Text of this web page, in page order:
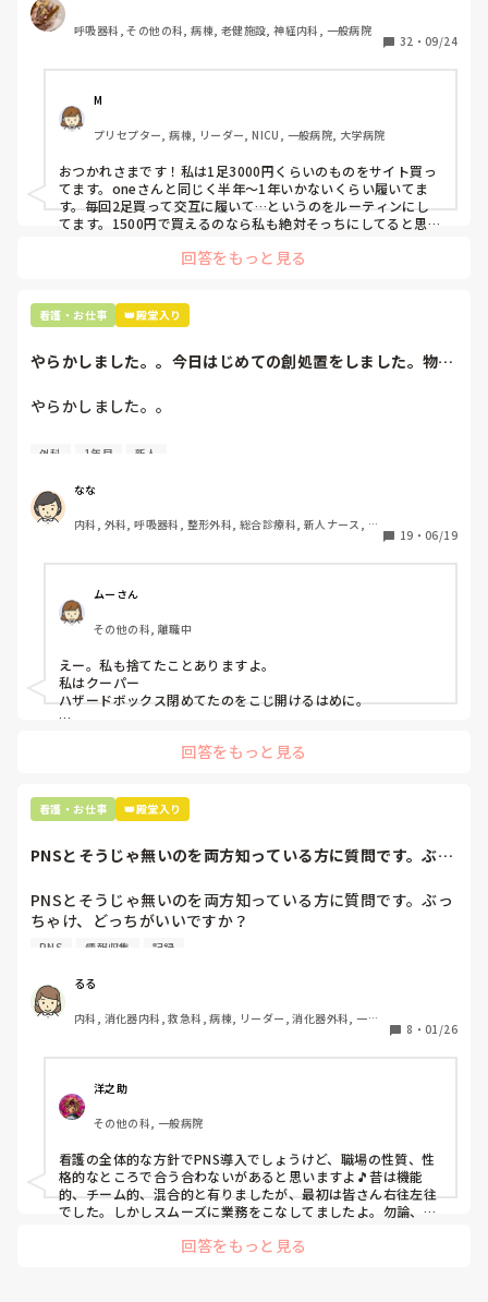
わたしの職場の指定は「白のスニーカー」。
すぐに汚くなるので1,500円は絶対に超えたくない思いがあ
半年〜1年未満で交換しています。
職場の人が「ナースシューズに3000円以上は出せない」っ
て言ってて、わたしの倍額は出せるのか！とびっくりしたの
で、世の皆さんはどうなのかなと…🤔
呼吸器科, その他の科, 病棟, 老健施設, 神経内科, 一般病院
32 ・ 09/24
M
プリセプター, 病棟, リーダー, NICU, 一般病院, 大学病院
おつかれさまです！私は1足3000円くらいのものをサイト買っ
てます。oneさんと同じく半年〜1年いかないくらい履いてま
す。毎回2足買って交互に履いて…というのをルーティンにし
てます。1500円で買えるのなら私も絶対そっちにしてると思う
回答をもっと見る
看護・お仕事 👑殿堂入り
やらかしました。。今日はじめての創処置をしました。物品
やらかしました。。
今日はじめての創処置をしました。
ゴミと一緒に、ノリで鑷子達を捨てました。。
患者に使用した物品は使い捨て、という認識が頭の中にあっ
て…。
プリセプターに
「普通鑷子捨てる！？明らかに使い捨てて良いような安物じ
ゃないよね？」
「そんなミスした新人、あなたが初めてだよ」
と言われました。。
たしかに、よくよく考えてみれば
手術室で使った物品も全部滅菌して使いまわすし、
なんで頭回らなかったんだろう😭
市長さんは、
患者さんに迷惑かけたわけじゃないから大丈夫、
自分が情けなくて情けなくて😭
こんなバカな私をせめて笑い飛ばしてください笑
外科 1年目 新人
なな
内科, 外科, 呼吸器科, 整形外科, 総合診療科, 新人ナース, 脳
19 ・ 06/19
ムーさん
その他の科, 離職中
えー。私も捨てたことありますよ。
私はクーパー
ハザードボックス閉めてたのをこじ開けるはめに。
に出しちゃったり。(これは問題か💦)
回答をもっと見る
看護・お仕事 👑殿堂入り
PNSとそうじゃ無いのを両方知っている方に質問です。ぶっ
PNSとそうじゃ無いのを両方知っている方に質問です。ぶっ
ちゃけ、どっちがいいですか？
後、PNSを廃止しました。
私は、そのPNSを廃止した病棟からまだPNSをやっている病
棟に9月に異動してきました。
じざるを得ませんでした。
色々な病棟に入院したことのある患者さんも、「(私が異動
する前の病棟の方が)新人が患者から見てもよく動けてた
よ」と言っていました。
現病棟はPNSだけれども、結局は忙しくて、新人の面倒を見
てられず、清潔ケアや単純に点滴を繋げてくるなど、簡単な
仕事しか新人にさせていませんでした。PNSを廃止した病棟
では、イベントは必ずと言っていいほど新人に担当させて、
ることがどんどん増えていったと思っています。
PNS 情報収集 記録
るる
内科, 消化器内科, 救急科, 病棟, リーダー, 消化器外科, 一般
8 ・ 01/26
洋之助
その他の科, 一般病院
看護の全体的な方針でPNS導入でしょうけど、職場の性質、性
格的なところで合う合わないがあると思いますよ🎵昔は機能
的、チーム的、混合的と有りましたが、最初は皆さん右往左往
でした。しかしスムーズに業務をこなしてましたよ。勿論、指
と意見交換を行うべきと思いますよ🎵それに人手が足りないの
回答をもっと見る